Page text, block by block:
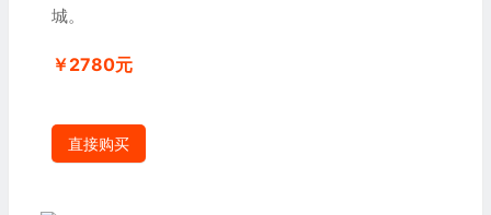
城。
￥2780元
直接购买